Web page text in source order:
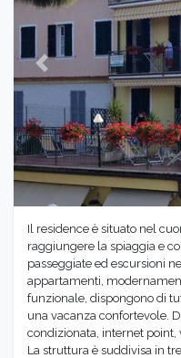
Previous
Il residence è situato nel
raggiungere la spiaggia e
passeggiate ed escursioni
appartamenti,
funzionale, dispongono di
una vacanza confortevole.
condizionata, internet point,
La struttura è suddivisa in